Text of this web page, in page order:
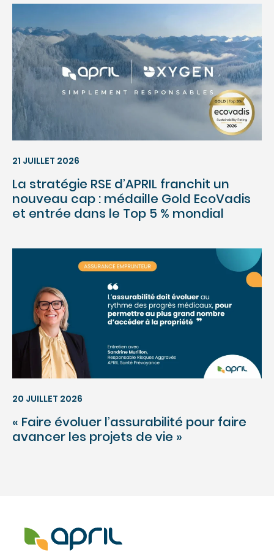
21 JUILLET 2026
La stratégie RSE d’APRIL franchit un
nouveau cap : médaille Gold EcoVadis
et entrée dans le Top 5 % mondial
20 JUILLET 2026
« Faire évoluer l’assurabilité pour faire
avancer les projets de vie »